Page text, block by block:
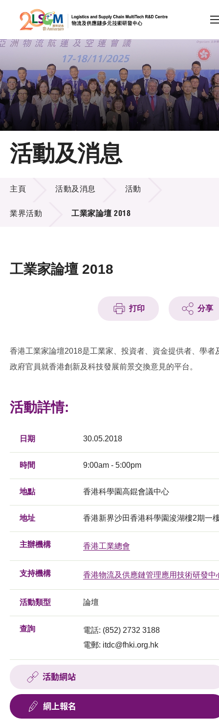
跳到內容（按回車鍵）
會員登入
A A EN 繁 简
主頁
關於LSCM
技術商品化
項目及資助計劃
活動及消息
科技分享
會籍
活動及消息
活動及消息
主頁 活動及消息 活動
業界活動 工業家論壇 2018
工業家論壇 2018
打印 分享
香港工業家論壇2018是工業家、投資者、資金提供者、學者
政府官員就香港創新及科技發展前景交換意見的平台。
活動詳情:
日期 30.05.2018
時間 9:00am - 5:00pm
地點 香港科學園高錕會議中心
地址 香港新界沙田香港科學園浚湖樓2期一
主辦機構 香港工業總會
支持機構 香港物流及供應鏈管理應用技術研發中
活動類型 論壇
查詢
電話: (852) 2732 3188
電郵: itdc@fhki.org.hk
活動網站
網上報名